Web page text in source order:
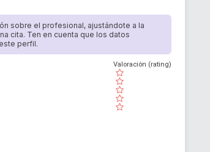
sobre el profesional, ajustándote a la
cita. Ten en cuenta que los datos
perfil.
( )
( )
( )
( )
( )
Valoración (rating)